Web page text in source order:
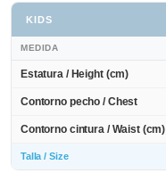
KIDS
MEDIDA
Estatura / Height (cm)
Contorno pecho / Chest
Contorno cintura / Waist (cm)
Talla / Size